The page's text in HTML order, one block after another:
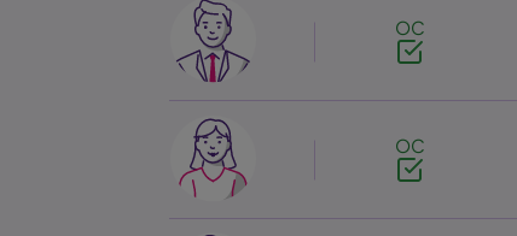
Image
OC
Image
OC